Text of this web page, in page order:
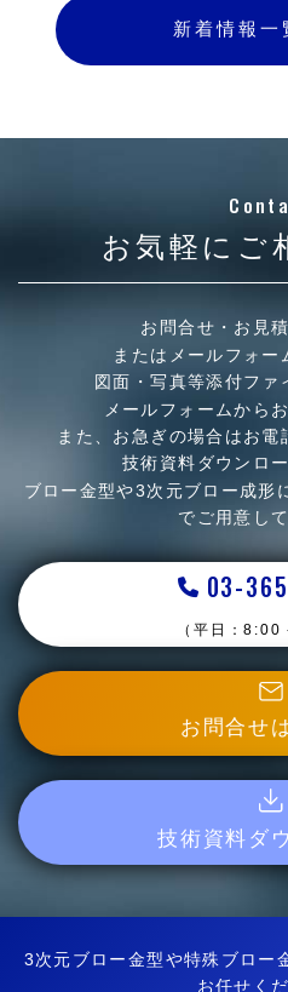
新着情報一
お気軽にご
お問合せ・お見
またはメールフォー
図面・写真等添付ファ
メールフォームから
また、お急ぎの場合はお電
技術資料ダウンロ
ブロー金型や3次元ブロー成形
でご用意し
03-
（平日：8:00
お問合せ
技術資料ダ
3次元ブロー金型や特殊ブロー
お任せく